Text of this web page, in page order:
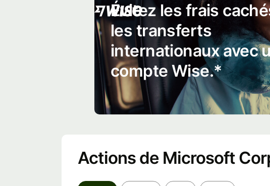
Évitez les frais
les transferts
internationaux avec
compte Wise.*
Actions de Microsoft